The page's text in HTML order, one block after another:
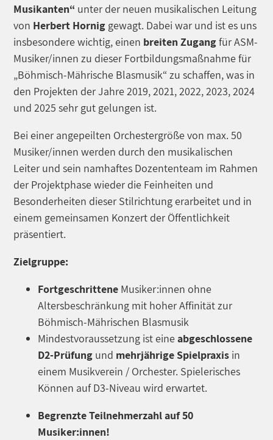
Musikanten“ unter der neuen musikalischen Leitung
von Herbert Hornig gewagt. Dabei war und ist es uns
insbesondere wichtig, einen breiten Zugangfür ASM-
Musiker/innen zu dieser Fortbildungsmaßnahme für
„Böhmisch-Mährische Blasmusik“ zu schaffen, was in
den Projekten der Jahre 2019, 2021, 2022, 2023, 2024
und 2025 sehr gut gelungen ist.
Bei einer angepeilten Orchestergröße von max. 50
Musiker/innen werden durch den musikalischen
Leiter und sein namhaftes Dozententeam im Rahmen
der Projektphase wieder die Feinheiten und
Besonderheiten dieser Stilrichtung erarbeitet und in
einem gemeinsamen Konzert der Öffentlichkeit
präsentiert.
Zielgruppe:
Fortgeschrittene Musiker:innen ohne
Altersbeschränkung mit hoher Affinität zur
Böhmisch-Mährischen Blasmusik
Mindestvoraussetzung ist eineabgeschlossene
D2-Prüfung und mehrjährige Spielpraxis in
einem Musikverein / Orchester. Spielerisches
Können auf D3-Niveau wird erwartet.
Begrenzte Teilnehmerzahl auf 50
Musiker:innen!